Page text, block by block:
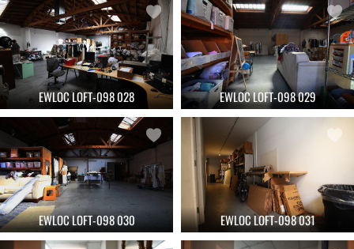
EWLOC LOFT-098 028 EWLOC LOFT-098 029
EWLOC LOFT-098 030 EWLOC LOFT-098 031